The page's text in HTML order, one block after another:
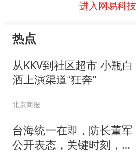
进入网易科技
热点
从KKV到社区超市 小瓶白
酒上演渠道“狂奔”
北京商报
台海统一在即，防长董军
公开表态，关键时刻，解